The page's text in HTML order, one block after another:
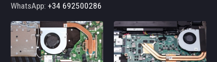
WhatsApp:+34 692500286